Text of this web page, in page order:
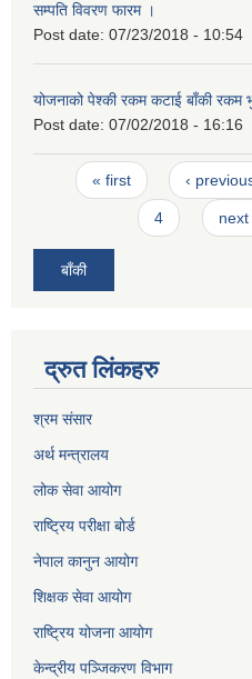
सम्पति विवरण फारम ।
Post date: 07/23/2018 - 10:54
योजनाको पेश्की रकम कटाई बाँकी रकम
Post date: 07/02/2018 - 16:16
Pages
« first ‹
4 next
बाँकी
द्रुत लिंकहरु
श्रम संसार
अर्थ मन्त्रालय
लोक सेवा आयोग
राष्ट्रिय परीक्षा बोर्ड
नेपाल कानुन आयोग
शिक्षक सेवा आयोग
राष्ट्रिय योजना आयोग
केन्द्रीय पञ्जिकरण विभाग